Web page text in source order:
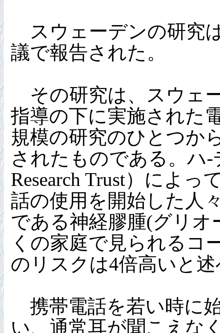
スウェーデンの研究
議で報告された。
その研究は、スウェ
指導の下に実施された
規模の研究のひとつか
されたものである。ハ-
Research Trust）によ
話の使用を開始した人
である神経膠腫(グリオ
くの家庭で見られるコ
のリスクは4倍高いと
携帯電話を若い時に
い、通常耳が聞こえな